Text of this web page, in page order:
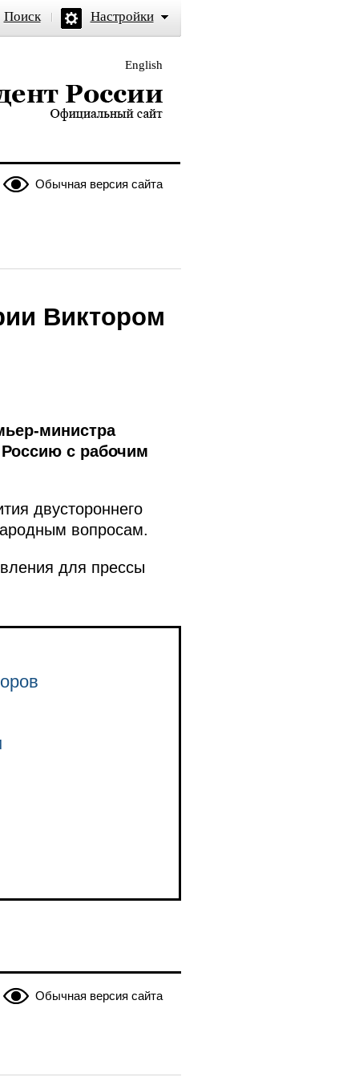
Поиск Настройки
English
официальный сайт
Обычная версия сайта
Виктором
министра
Россию с рабочим
двустороннего
вопросам.
для прессы
Обычная версия сайта